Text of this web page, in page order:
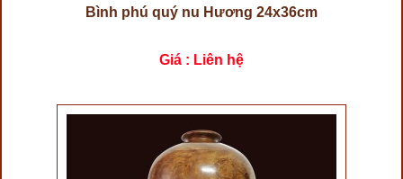
Bình phú quý nu Hương 24x36cm
Giá : Liên hệ